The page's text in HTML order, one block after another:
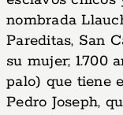
nombrada
Pareditas, San
su mujer; 1.700
palo) que tiene
Pedro Joseph,